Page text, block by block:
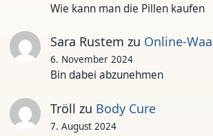
Wie kann man die Pillen kaufen
Sara Rustem zu Online-
6. November 2024
Bin dabei abzunehmen
Tröll zu Body Cure
7. August 2024